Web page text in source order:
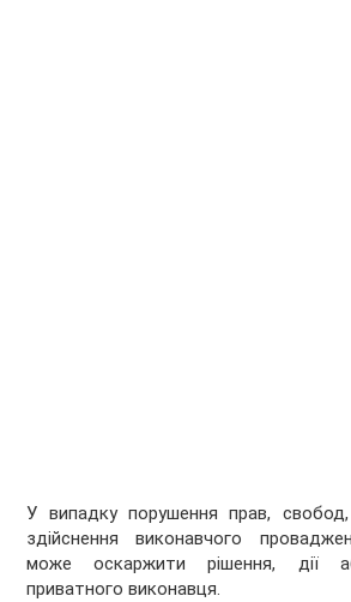
У випадку порушення прав, свобод,
здійснення виконавчого
може оскаржити рішення, дії
приватного виконавця.